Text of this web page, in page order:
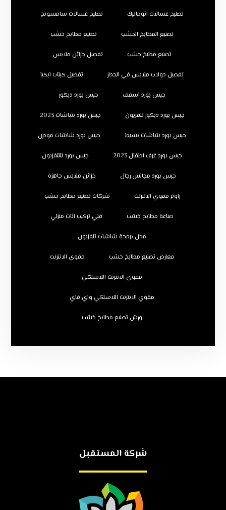
تصليح غسالات اتوماتيك تصليح غسالات سامسونج
تصنيع المطابخ الخشب تصنيع مطابخ خشب
تصنيع مطبخ خشب تفصيل خزائن ملابس
تفصيل دولاب ملابس في الجدار تفصيل كبتات ايكيا
جبس بورد اسقف جبس بورد ديكور
جبس بورد ديكور تلفزيون جبس بورد شاشات 2023
جبس بورد شاشات بسيط جبس بورد شاشات مودرن
جبس بورد غرف اطفال 2023 جبس بورد للتلفزيون
جبس بورد مجالس رجال خزائن ملابس جاهزة
راوتر مقوي الانترنت شركات تصنيع مطابخ خشب
صناعة مطابخ خشب فني تركيب اثاث منزلي
محل برمجة شاشات تلفزيون
معارض تصنيع مطابخ خشب مقوي الانترنت
مقوي الانترنت اللاسلكي
مقوي الانترنت اللاسلكي واي فاي
ورش تصنيع مطابخ خشب
شركة المستقبل